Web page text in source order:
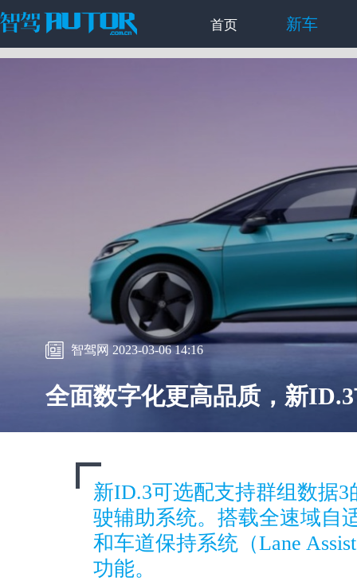
首页 新车
智驾网 2023-03-06 14:16
全面数字化更高品质，新
新ID.3可选配支持群组数据3
驶辅助系统。搭载全速域自
和车道保持系统（Lane
功能。